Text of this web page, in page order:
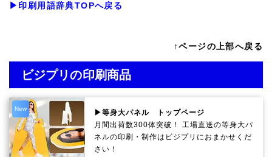
▶印刷用語辞典TOPへ戻る
↑ページの上部へ戻る
ビジプリの印刷商品
New
▶等身大パネル トップページ
月間出荷数300体突破！ 工場直送の等身大パ
ネルの印刷・制作は ビジプリ におまかせくだ
さい！